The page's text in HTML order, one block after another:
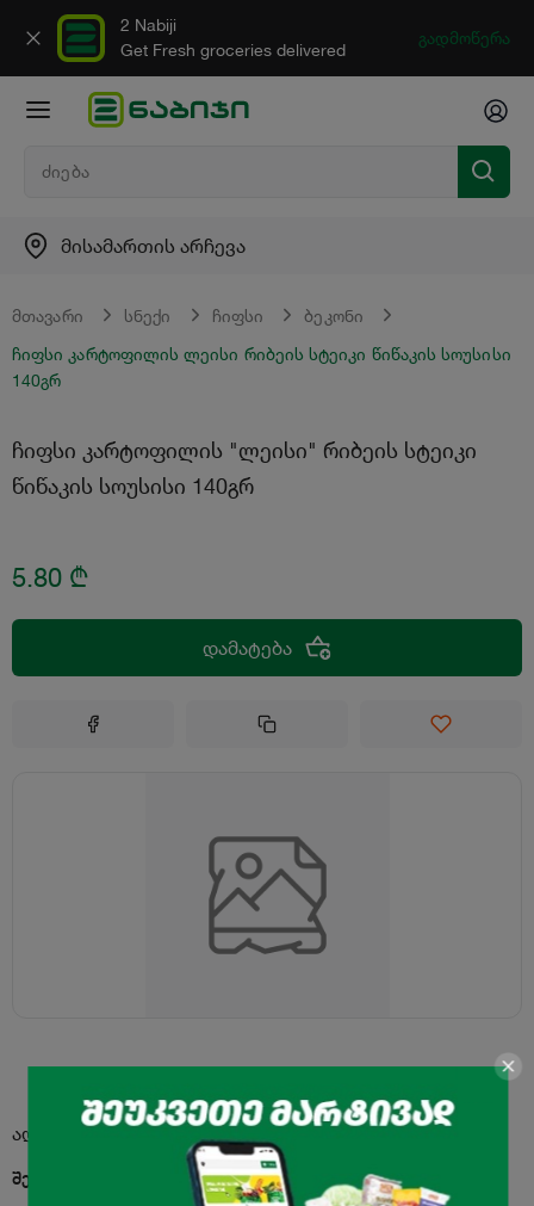
2 Nabiji
Get Fresh groceries delivered
გადმოწერა
მისამართის არჩევა
მთავარი სნექი ჩიფსი
ბეკონი
ჩიფსი კარტოფილის ლეისი რიბეის სტეიკი წიწაკის სოუსისი
140გრ
ჩიფსი კარტოფილის "ლეისი" რიბეის სტეიკი
წიწაკის სოუსისი 140გრ
5.80 ₾
დამატება
აღწერა
შემადგენლობა: